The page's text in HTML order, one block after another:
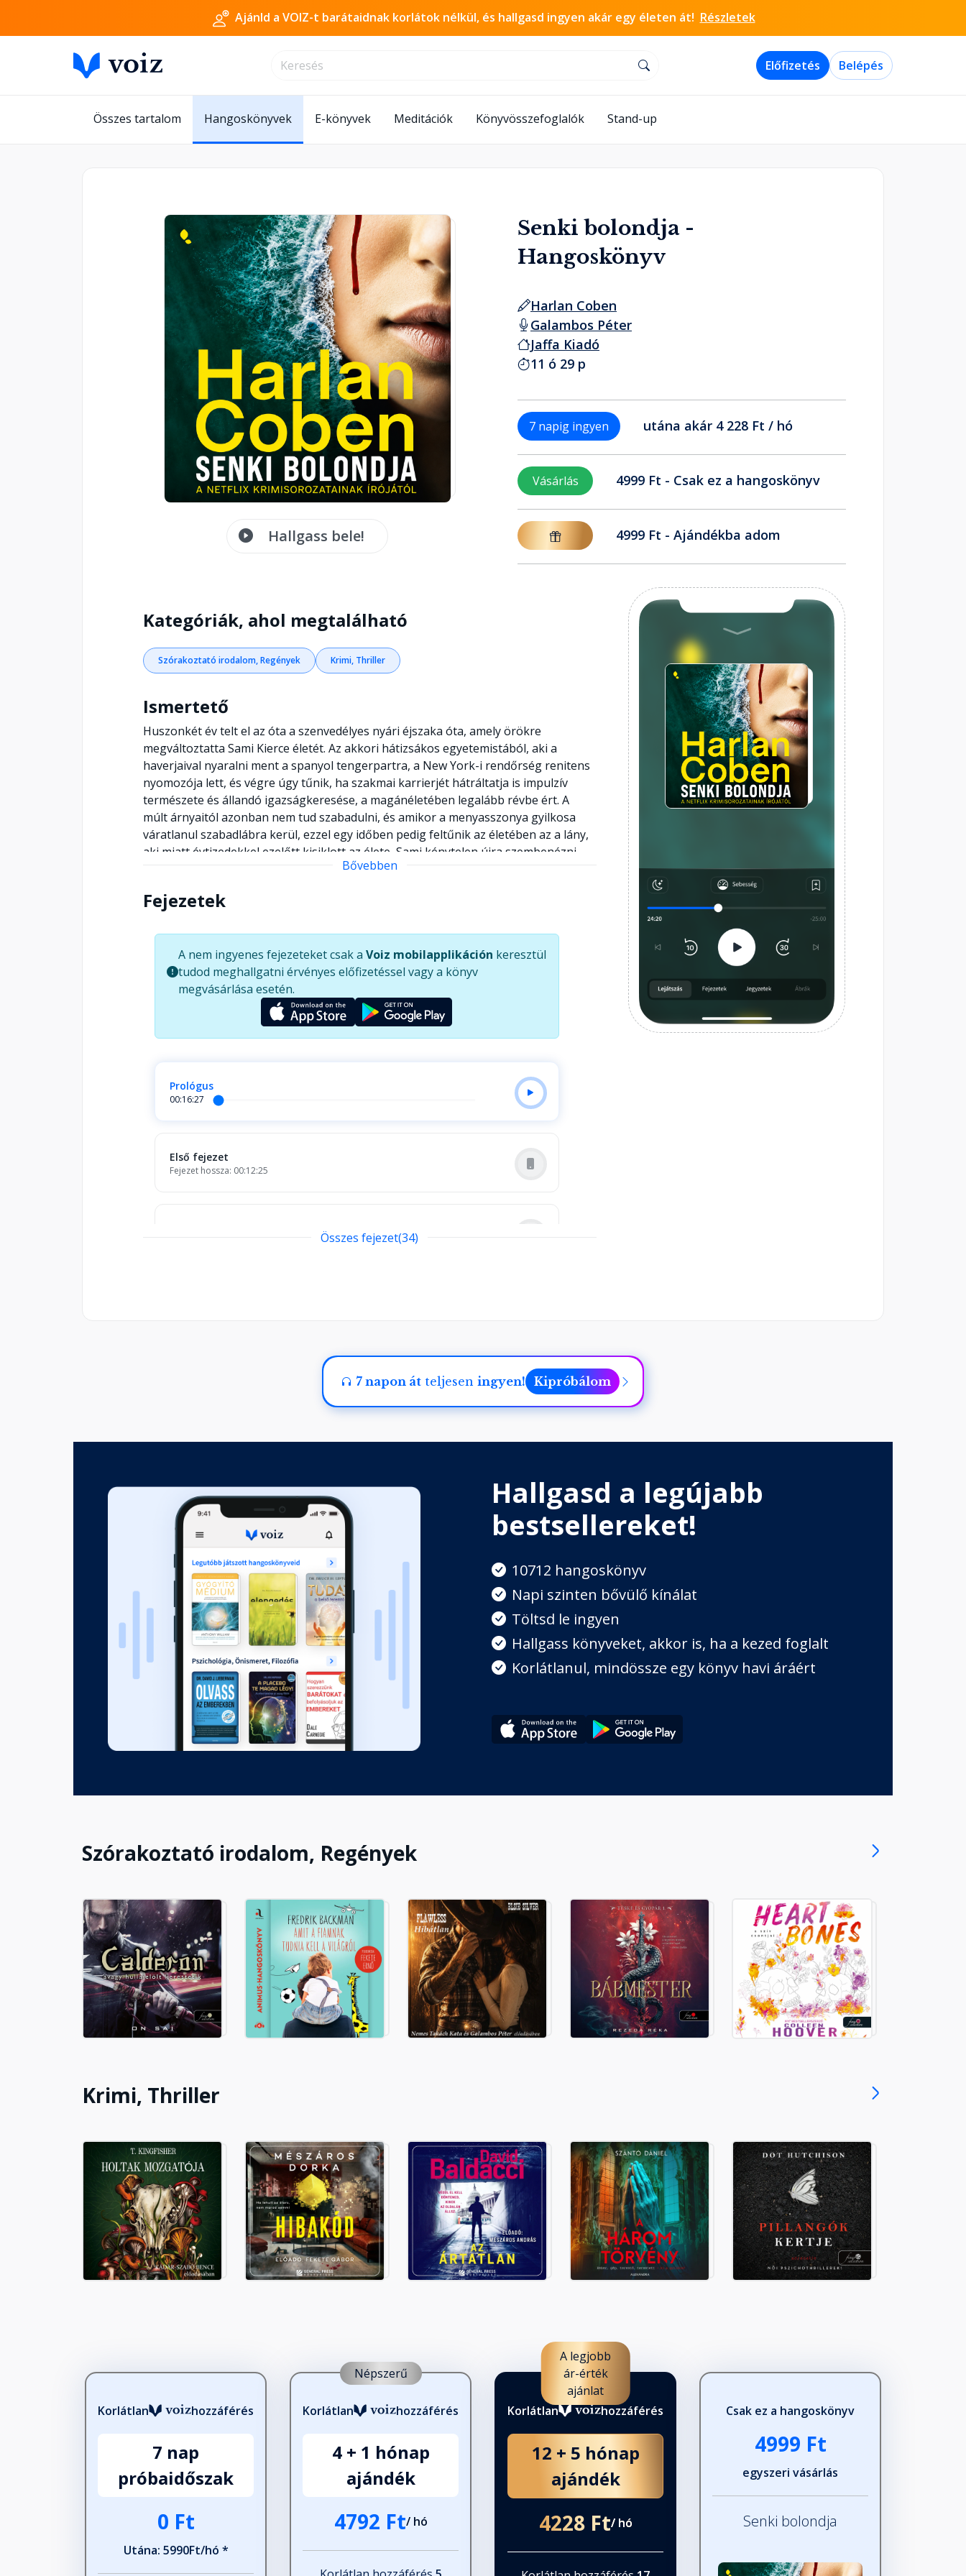
Ajánld a VOIZ-t barátaidnak korlátok nélkül, és hallgasd ingyen akár egy életen át! Részletek
Előfizetés Belépés
Összes tartalom Hangoskönyvek E-könyvek Meditációk Könyvösszefoglalók Stand-up
Hallgass bele!
Senki bolondja -
Hangoskönyv
Harlan Coben
Galambos Péter
Jaffa Kiadó
11 ó 29 p
7 napig ingyen utána akár 4 228 Ft / hó
Vásárlás 4999 Ft - Csak ez a hangoskönyv
4999 Ft - Ajándékba adom
Kategóriák, ahol megtalálható
Szórakoztató irodalom, Regények Krimi, Thriller
Ismertető
Huszonkét év telt el az óta a szenvedélyes nyári éjszaka óta, amely örökre
megváltoztatta Sami Kierce életét. Az akkori hátizsákos egyetemistából, aki a
haverjaival nyaralni ment a spanyol tengerpartra, a New York-i rendőrség renitens
nyomozója lett, és végre úgy tűnik, ha szakmai karrierjét hátráltatja is impulzív
természete és állandó igazságkeresése, a magánéletében legalább révbe ért. A
múlt árnyaitól azonban nem tud szabadulni, és amikor a menyasszonya gyilkosa
váratlanul szabadlábra kerül, ezzel egy időben pedig feltűnik az életében az a lány,
aki miatt évtizedekkel ezelőtt kisiklott az élete, Sami kénytelen újra szembenézni
azzal, amit elveszített – és azzal is, amit talán soha nem is ismert igazán. Harlan
védjegyévé vált könnyed és szellemes stílusról sem. A Senki bolondja végig
amelytől nehéz szabadulni. Sami Kierce válaszokat keres és titkok után kutat, de a
fordulatos Sherlock-i nyomozás nemcsak a titkokról szól, hanem arról is, hogyan
határoz meg minket a múlt, és mit kezdünk az igazsággal, amikor végre kimondják.
Bővebben
Fejezetek
A nem ingyenes fejezeteket csak a Voiz mobilapplikáción keresztül
tudod meghallgatni érvényes előfizetéssel vagy a könyv
megvásárlása esetén.
Prológus
00:16:27
Első fejezet
Fejezet hossza: 00:12:25
Ötödik fejezet
Hatodik fejezet
Fejezet hossza: 00:16:23
Hetedik fejezet
Fejezet hossza: 00:16:11
Nyolcadik fejezet
Fejezet hossza: 00:16:38
Kilencedik fejezet
Fejezet hossza: 00:21:11
Tizedik fejezet
Tizenkettedik fejezet
Fejezet hossza: 00:20:48
Tizenharmadik fejezet
Fejezet hossza: 00:23:47
Fejezet hossza: 00:23:22
Tizenötödik fejezet
Fejezet hossza: 00:24:25
Tizenhatodik fejezet
Fejezet hossza: 00:29:27
Fejezet hossza: 00:19:26
Fejezet hossza: 00:16:51
Fejezet hossza: 00:19:42
Összes fejezet(34)
7 napon át teljesen ingyen! Kipróbálom
Hallgasd a legújabb
bestsellereket!
10712 hangoskönyv
Napi szinten bővülő kínálat
Töltsd le ingyen
Hallgass könyveket, akkor is, ha a kezed foglalt
Korlátlanul, mindössze egy könyv havi áráért
Szórakoztató irodalom, Regények
Krimi, Thriller
Korlátlan hozzáférés
7 nap
próbaidőszak
0 Ft
Utána: 5990Ft/hó *
Népszerű
Korlátlan hozzáférés
4 + 1 hónap
ajándék
4792 Ft/ hó
A legjobb
ár-érték
ajánlat
Korlátlan
hozzáférés
12 + 5 hónap
ajándék
4228 Ft/ hó
Csak ez a hangoskönyv
4999 Ft
egyszeri vásárlás
Senki bolondja